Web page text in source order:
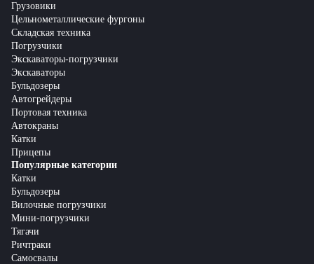
Грузовики
Цельнометаллические фургоны
Складская техника
Погрузчики
Экскаваторы-погрузчики
Экскаваторы
Бульдозеры
Автогрейдеры
Портовая техника
Автокраны
Катки
Прицепы
Популярные категории
Катки
Бульдозеры
Вилочные погрузчики
Мини-погрузчики
Тягачи
Ричтраки
Самосвалы